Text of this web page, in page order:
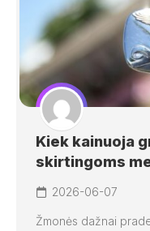
Kiek kainuoja
skirtingoms
2026-06-07
Žmonės dažnai